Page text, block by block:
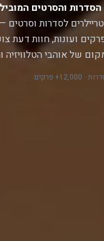
לסדרות
ועונות, חוות דעת
של אוהבי הטלוויזיה